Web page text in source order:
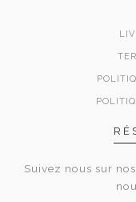
Suivez nous sur